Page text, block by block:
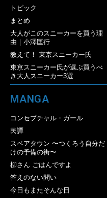
トピック
まとめ
大人がこのスニーカーを買う理
由｜小澤匡行
教えて！ 東京スニーカー氏
東京スニーカー氏が選ぶ買うべ
き大人スニーカー3選
MANGA
コンセプチャル・ガール
民譚
スペアタウン 〜つくろう自分だ
けの予備の街〜
柳さん ごはんですよ
答えのない問い
今日もまたそんな日